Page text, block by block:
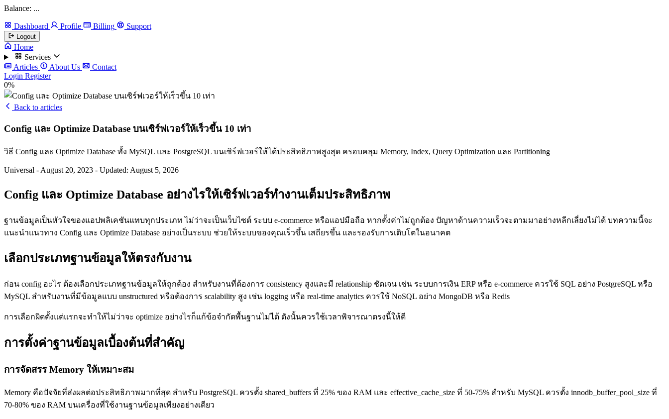
Balance: ...
Dashboard Profile Billing Support
Logout
Home
Services
Articles
About Us
Contact
Login Register
0%
Back to articles
Config และ Optimize Database บนเซิร์ฟเวอร์ให้เร็วขึ้น 10 เท่า
วิธี Config และ Optimize Database ทั้ง MySQL และ PostgreSQL บนเซิร์ฟเวอร์ให้ได้ประสิทธิภาพสูงสุด ครอบคลุม Memory, Index, Query Optimization และ Partitioning
Universal - August 20, 2023 - Updated: August 5, 2026
Config และ Optimize Database อย่างไรให้เซิร์ฟเวอร์ทำงานเต็มประสิทธิภาพ
ฐานข้อมูลเป็นหัวใจของแอปพลิเคชันแทบทุกประเภท ไม่ว่าจะเป็นเว็บไซต์ ระบบ e-commerce หรือแอปมือถือ หากตั้งค่าไม่ถูกต้อง ปัญหาด้านความเร็วจะตามมาอย่างหลีกเลี่ยงไม่ได้ บทความนี้จะ
แนะนำแนวทาง Config และ Optimize Database อย่างเป็นระบบ ช่วยให้ระบบของคุณเร็วขึ้น เสถียรขึ้น และรองรับการเติบโตในอนาคต
เลือกประเภทฐานข้อมูลให้ตรงกับงาน
ก่อน config อะไร ต้องเลือกประเภทฐานข้อมูลให้ถูกต้อง สำหรับงานที่ต้องการ consistency สูงและมี relationship ชัดเจน เช่น ระบบการเงิน ERP หรือ e-commerce ควรใช้ SQL อย่าง PostgreSQL หรือ
MySQL สำหรับงานที่มีข้อมูลแบบ unstructured หรือต้องการ scalability สูง เช่น logging หรือ real-time analytics ควรใช้ NoSQL อย่าง MongoDB หรือ Redis
การเลือกผิดตั้งแต่แรกจะทำให้ไม่ว่าจะ optimize อย่างไรก็แก้ข้อจำกัดพื้นฐานไม่ได้ ดังนั้นควรใช้เวลาพิจารณาตรงนี้ให้ดี
การตั้งค่าฐานข้อมูลเบื้องต้นที่สำคัญ
การจัดสรร Memory ให้เหมาะสม
Memory คือปัจจัยที่ส่งผลต่อประสิทธิภาพมากที่สุด สำหรับ PostgreSQL ควรตั้ง shared_buffers ที่ 25% ของ RAM และ effective_cache_size ที่ 50-75% สำหรับ MySQL ควรตั้ง innodb_buffer_pool_size ที่
70-80% ของ RAM บนเครื่องที่ใช้งานฐานข้อมูลเพียงอย่างเดียว